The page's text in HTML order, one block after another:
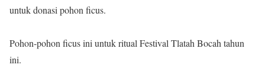
untuk donasi pohon ficus.
Pohon-pohon ficus ini untuk ritual Festival Tlatah Bocah tahun
ini.